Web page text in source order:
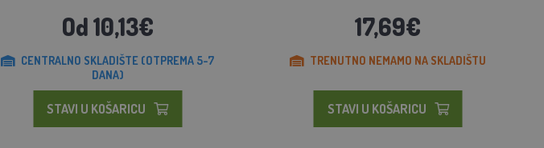
Od 10,13€
CENTRALNO SKLADIŠTE (OTPREMA 5-7
DANA)
STAVI U KOŠARICU
17,69€
TRENUTNO NEMAMO NA SKLADIŠTU
STAVI U KOŠARICU